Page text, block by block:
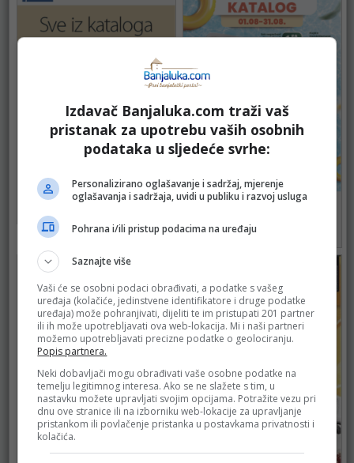
JYSK
do 18.08.2026.
99
FORTUNA
do 31.08.2026.
Izdavač Banjaluka.com traži vaš
pristanak za upotrebu vaših osobnih
podataka u sljedeće svrhe:
Personalizirano oglašavanje i sadržaj, mjerenje
oglašavanja i sadržaja, uvidi u publiku i razvoj usluga
Pohrana i/ili pristup podacima na uređaju
Saznajte više
Vaši će se osobni podaci obrađivati, a podatke s vašeg
uređaja (kolačiće, jedinstvene identifikatore i druge podatke
uređaja) može pohranjivati, dijeliti te im pristupati 201 partner
ili ih može upotrebljavati ova web-lokacija. Mi i naši partneri
možemo upotrebljavati precizne podatke o geolociranju.
Popis partnera.
Neki dobavljači mogu obrađivati vaše osobne podatke na
temelju legitimnog interesa. Ako se ne slažete s tim, u
nastavku možete upravljati svojim opcijama. Potražite vezu pri
dnu ove stranice ili na izborniku web-lokacije za upravljanje
pristankom ili povlačenje pristanka u postavkama privatnosti i
kolačića.